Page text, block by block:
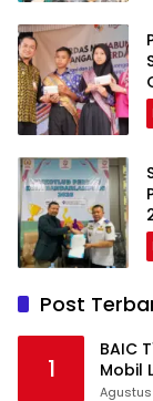
Post
1
BAIC
Mobil
Pasar